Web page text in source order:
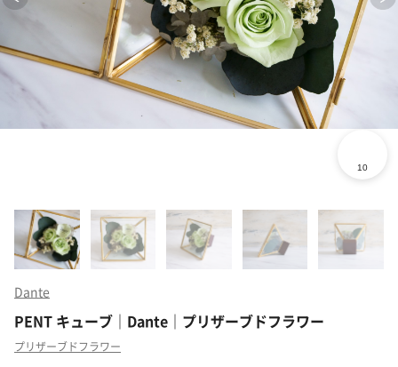
Dante
PENT キューブ｜Dante｜プリザーブドフラワー
プリザーブドフラワー